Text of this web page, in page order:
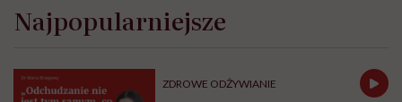
Najpopularniejsze
ZDROWE ODŻYWIANIE